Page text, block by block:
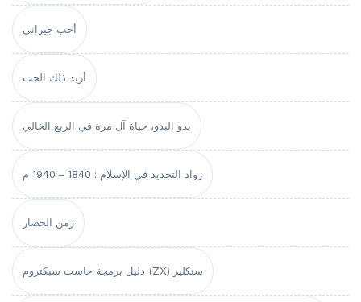
أحب جيراني
أريد ذلك الحب
بدو البدو، حياة آل مرة في الربع الخالي
رواد التجديد في الإسلام : 1840 – 1940 م
زمن الحصار
دليل برمجة حاسب سبكتروم (ZX) سنكلير